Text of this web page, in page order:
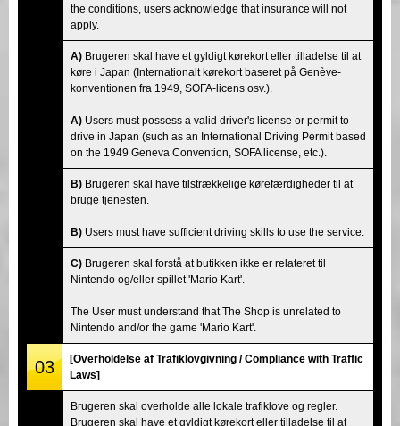
the conditions, users acknowledge that insurance will not
apply.
A) Brugeren skal have et gyldigt kørekort eller tilladelse til at
køre i Japan (Internationalt kørekort baseret på Genève-
konventionen fra 1949, SOFA-licens osv.).
A) Users must possess a valid driver's license or permit to
drive in Japan (such as an International Driving Permit based
on the 1949 Geneva Convention, SOFA license, etc.).
B) Brugeren skal have tilstrækkelige kørefærdigheder til at
bruge tjenesten.
B) Users must have sufficient driving skills to use the service.
C) Brugeren skal forstå at butikken ikke er relateret til
Nintendo og/eller spillet 'Mario Kart'.
The User must understand that The Shop is unrelated to
Nintendo and/or the game 'Mario Kart'.
03
[Overholdelse af Trafiklovgivning / Compliance with Traffic
Laws]
Brugeren skal overholde alle lokale trafiklove og regler.
Brugeren skal have et gyldigt kørekort eller tilladelse til at